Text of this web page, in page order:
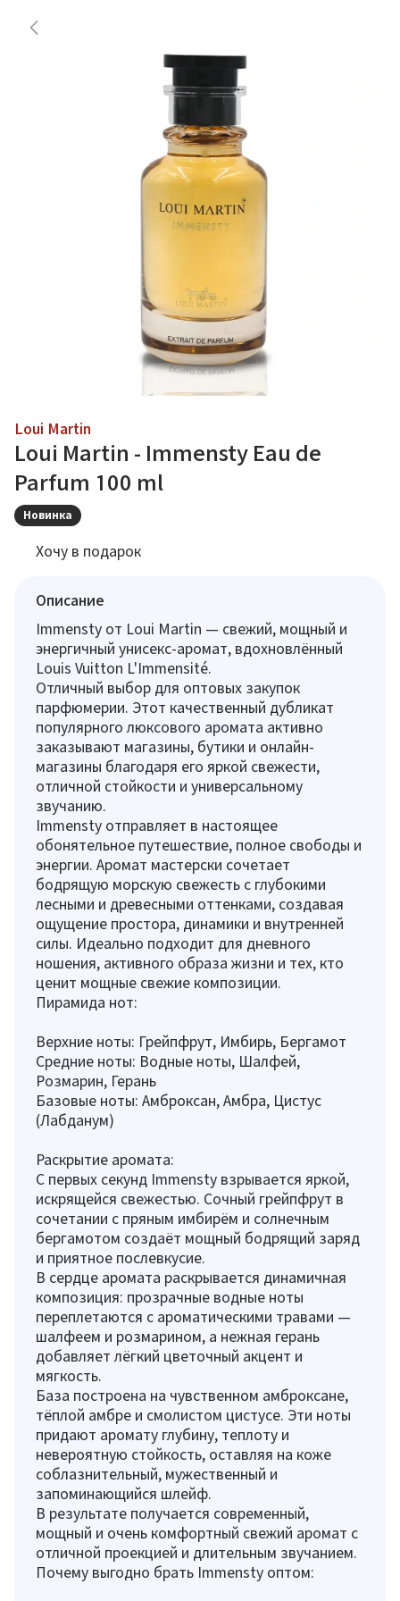
Loui Martin
Loui Martin - Immensty Eau de
Parfum 100 ml
Новинка
Хочу в подарок
Описание
Immensty от Loui Martin — свежий, мощный и
энергичный унисекс-аромат, вдохновлённый
Louis Vuitton L'Immensité.
Отличный выбор для оптовых закупок
парфюмерии. Этот качественный дубликат
популярного люксового аромата активно
заказывают магазины, бутики и онлайн-
магазины благодаря его яркой свежести,
отличной стойкости и универсальному
звучанию.
Immensty отправляет в настоящее
обонятельное путешествие, полное свободы и
энергии. Аромат мастерски сочетает
бодрящую морскую свежесть с глубокими
лесными и древесными оттенками, создавая
ощущение простора, динамики и внутренней
силы. Идеально подходит для дневного
ношения, активного образа жизни и тех, кто
ценит мощные свежие композиции.
Пирамида нот:
Верхние ноты: Грейпфрут, Имбирь, Бергамот
Средние ноты: Водные ноты, Шалфей,
Розмарин, Герань
Базовые ноты: Амброксан, Амбра, Цистус
(Лабданум)
Раскрытие аромата:
С первых секунд Immensty взрывается яркой,
искрящейся свежестью. Сочный грейпфрут в
сочетании с пряным имбирём и солнечным
бергамотом создаёт мощный бодрящий заряд
и приятное послевкусие.
В сердце аромата раскрывается динамичная
композиция: прозрачные водные ноты
переплетаются с ароматическими травами —
шалфеем и розмарином, а нежная герань
добавляет лёгкий цветочный акцент и
мягкость.
База построена на чувственном амброксане,
тёплой амбре и смолистом цистусе. Эти ноты
придают аромату глубину, теплоту и
невероятную стойкость, оставляя на коже
соблазнительный, мужественный и
запоминающийся шлейф.
В результате получается современный,
мощный и очень комфортный свежий аромат с
отличной проекцией и длительным звучанием.
Почему выгодно брать Immensty оптом: